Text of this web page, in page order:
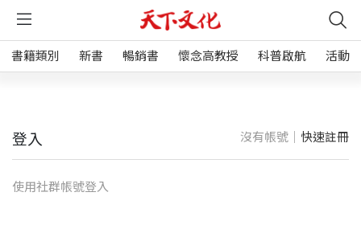
書籍類別 新書 暢銷書 懷念高教授 科普啟航 活動
登入 沒有帳號｜ 快速註冊
使⽤社群帳號登入